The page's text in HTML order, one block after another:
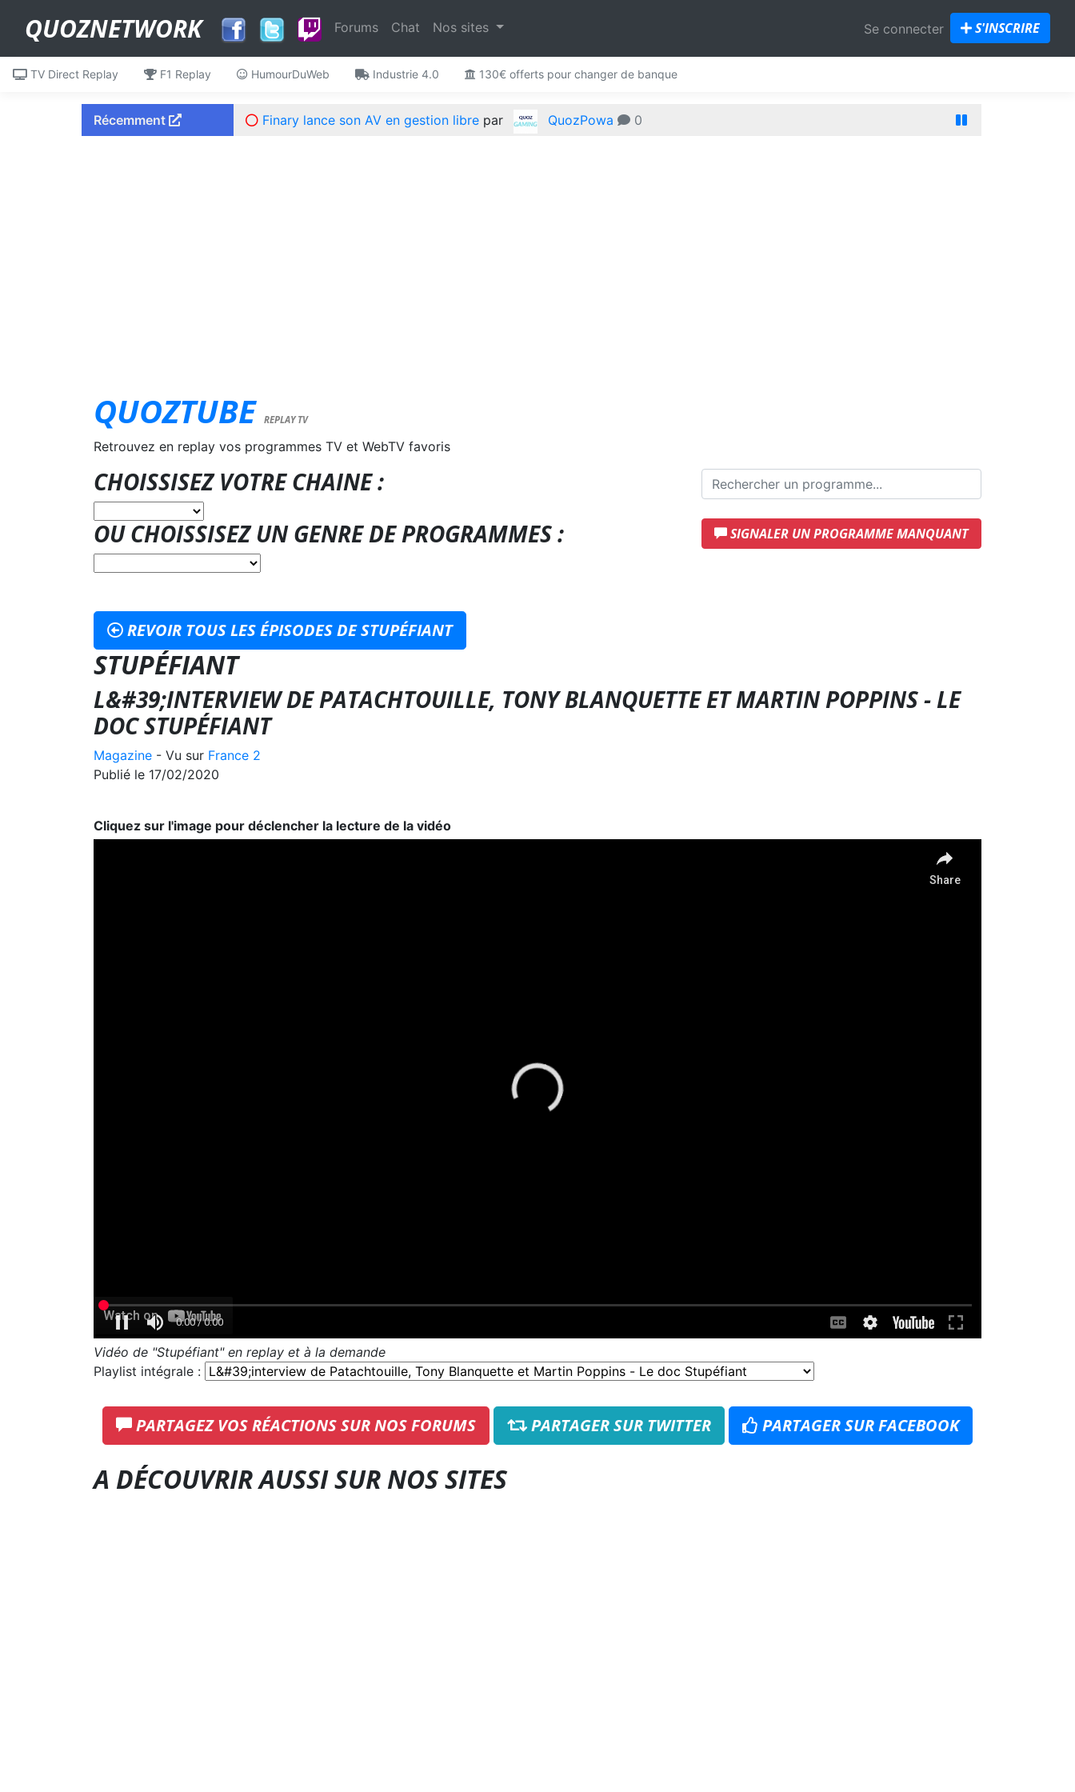
QUOZNETWORK Forums Chat Nos sites Se connecter S'INSCRIRE
TV Direct Replay F1 Replay HumourDuWeb Industrie 4.0 130€ offerts pour changer de banque
Récemment Finary lance son AV en gestion libre par QuozPowa 0
QUOZTUBE REPLAY TV
Retrouvez en replay vos programmes TV et WebTV favoris
CHOISSISEZ VOTRE CHAINE :
OU CHOISSISEZ UN GENRE DE PROGRAMMES :
SIGNALER UN PROGRAMME MANQUANT
REVOIR TOUS LES ÉPISODES DE STUPÉFIANT
STUPÉFIANT
L&#39;INTERVIEW DE PATACHTOUILLE, TONY BLANQUETTE ET MARTIN POPPINS - LE
DOC STUPÉFIANT
Magazine - Vu sur France 2
Publié le 17/02/2020
Cliquez sur l'image pour déclencher la lecture de la vidéo
Vidéo de "Stupéfiant" en replay et à la demande
Playlist intégrale :
PARTAGEZ VOS RÉACTIONS SUR NOS FORUMS PARTAGER SUR TWITTER PARTAGER SUR FACEBOOK
A DÉCOUVRIR AUSSI SUR NOS SITES